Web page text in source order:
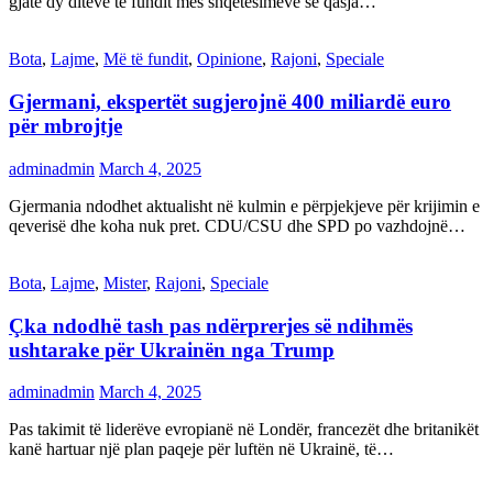
Bota, Lajme, Më të fundit, Opinione, Rajoni, Speciale
Gjermani, ekspertët sugjerojnë 400 miliardë euro
për mbrojtje
adminadmin March 4, 2025
Gjermania ndodhet aktualisht në kulmin e përpjekjeve për krijimin e
qeverisë dhe koha nuk pret. CDU/CSU dhe SPD po vazhdojnë…
Bota, Lajme, Mister, Rajoni, Speciale
Çka ndodhë tash pas ndërprerjes së ndihmës
ushtarake për Ukrainën nga Trump
adminadmin March 4, 2025
Pas takimit të liderëve evropianë në Londër, francezët dhe britanikët
kanë hartuar një plan paqeje për luftën në Ukrainë, të…